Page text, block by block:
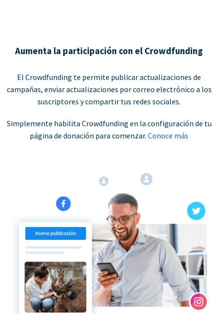
Aumenta la participación con el Crowdfunding
El Crowdfunding te permite publicar actualizaciones de
campañas, enviar actualizaciones por correo electrónico a los
suscriptores y compartir tus redes sociales.
Simplemente habilita Crowdfunding en la configuración de tu
página de donación para comenzar. Conoce más